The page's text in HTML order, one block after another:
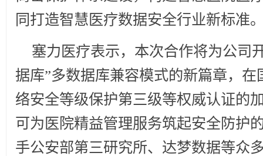
同打造智慧医疗数据安全行业新标准
塞力医疗表示，本次合作将为公司
据库”多数据库兼容模式的新篇章，
络安全等级保护第三级等权威认证的
可为医院精益管理服务筑起安全防护
手公安部第三研究所、达梦数据等众